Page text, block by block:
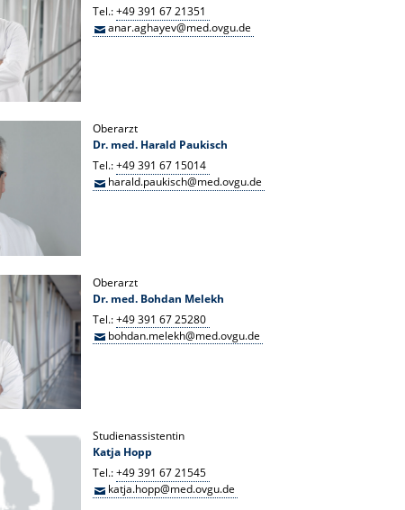
Tel.:+49 391 67 21351
anar.aghayev@med.ovgu.de
Oberarzt
Dr. med. Harald Paukisch
Tel.:+49 391 67 15014
harald.paukisch@med.ovgu.de
Oberarzt
Dr. med. Bohdan Melekh
Tel.:+49 391 67 25280
bohdan.melekh@med.ovgu.de
Studienassistentin
Katja Hopp
Tel.:+49 391 67 21545
katja.hopp@med.ovgu.de